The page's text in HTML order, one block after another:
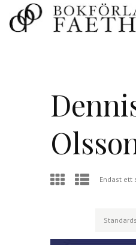
Endast ett